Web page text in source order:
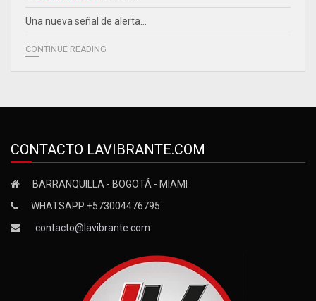
Una nueva señal de alerta…
CONTINUE READING
CONTACTO LAVIBRANTE.COM
BARRANQUILLA - BOGOTÁ - MIAMI
WHATSAPP +573004476795
contacto@lavibrante.com